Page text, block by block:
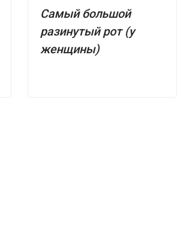
Самый большой
разинутый рот (у
женщины)